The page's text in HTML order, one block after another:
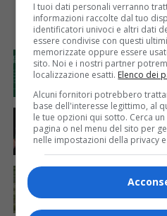
I
ATTUALITÀ 3 giorni fa
GAL Terre del Sesia:
valorizzazione del
ATTUALITÀ 7 giorni fa
Sabato 8 agosto in
ATTUALITÀ 7 giorni fa
Siccità, Gattinara
stato di calamità
I tuoi dati personali verranno
informazioni raccolte dal tuo
identificatori univoci e altri dati
essere condivise con questi
memorizzate oppure essere
sito. Noi e i nostri partner
localizzazione esatti. Elenco dei
Alcuni fornitori potrebbero
base dell'interesse legittimo, al
le tue opzioni qui sotto. Cerca
pagina o nel menu del sito per
nelle impostazioni della privacy